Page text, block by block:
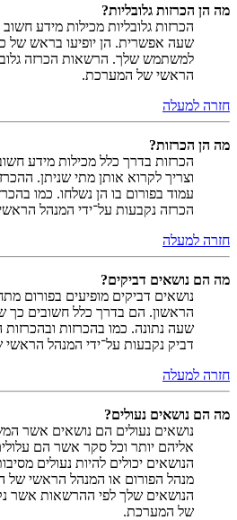
מה הן הכרזות גלובליות?
הכרזות גלובליות מכילות מידע
שעה אפשרית. הן יופיעו בראש של
למשתמש שלך. הרשאות הכרזה
הראשי של המערכת.
חזרה למעלה
מה הן הכרזות?
הכרזות בדרך כלל מכילות מידע
וצריך לקרוא אותן מתי שניתן.
עמוד בפורום בו הן נשלחו. כמו
הכרזה נקבעות על־ידי המנהל
חזרה למעלה
מה הם נושאים דביקים?
נושאים דביקים מופיעים בפורום
הראשון. הם בדרך כלל חשובים
שעה נתונה. כמו בהכרזות ובהכרזות
דביק נקבעות על־ידי המנהל
חזרה למעלה
מה הם נושאים נעולים?
נושאים נעולים הם נושאים אשר
אליהם יותר וכל סקר אשר הם
הנושאים יכולים להיות נעולים
מנהל הפורום או המנהל הראשי של
הנושאים שלך לפי ההרשאות אשר
של המערכת.